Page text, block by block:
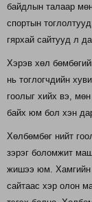
байдлын талаар
спортын
гярхай сайтууд л
Хэрэв хөл
нь тоглогчдийн
гоолыг хийх вэ,
байх юм бол хэн
Хөлбөмбөг нийт
зэрэг боломжит
жишээ юм. Хамгийн
сайтаас хэр олон